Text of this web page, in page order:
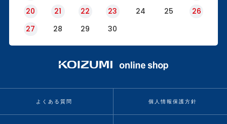
20
21 22 23 24 25
26
27
28 29 30
よくある質問 個人情報保護方針